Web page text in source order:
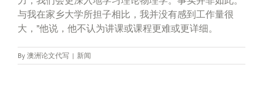
与我在家乡大学所担子相比，我并没有感到工作量很
大，”他说，他不认为讲课或课程更难或更详细。
By 澳洲论文代写 | 新闻